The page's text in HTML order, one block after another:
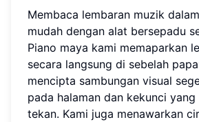
Membaca lembaran muzik
mudah dengan alat bersepadu
Piano maya kami memaparkan
secara langsung di sebelah
mencipta sambungan visual
pada halaman dan kekunci yang
tekan. Kami juga menawarkan